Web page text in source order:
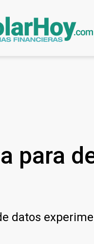
para
datos